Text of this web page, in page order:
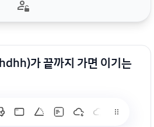
가 끝까지 가면 이기는